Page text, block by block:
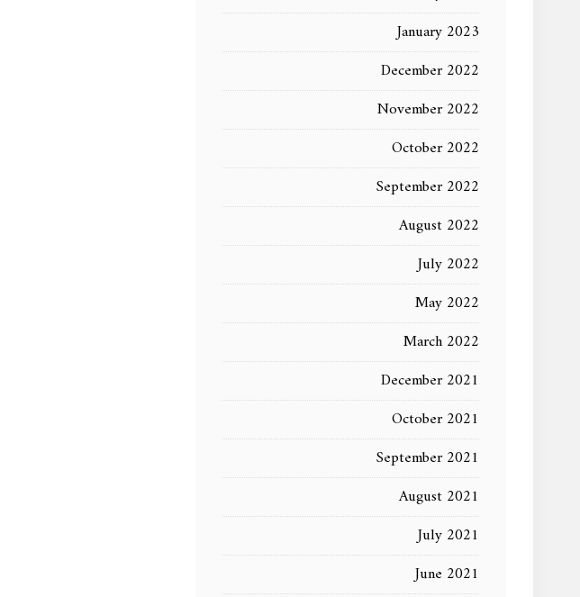
January 2023
December 2022
November 2022
October 2022
September 2022
August 2022
July 2022
May 2022
March 2022
December 2021
October 2021
September 2021
August 2021
July 2021
June 2021